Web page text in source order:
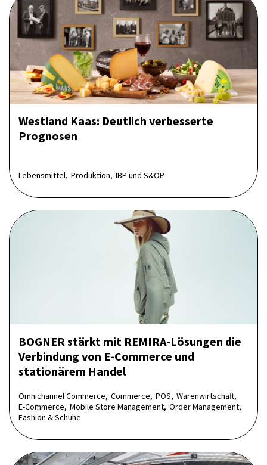
Westland Kaas: Deutlich verbesserte
Prognosen
Lebensmittel, Produktion, IBP und S&OP
BOGNER stärkt mit REMIRA-Lösungen die
Verbindung von E-Commerce und
stationärem Handel
Omnichannel Commerce, Commerce, POS, Warenwirtschaft,
E-Commerce, Mobile Store Management, Order Management,
Fashion & Schuhe